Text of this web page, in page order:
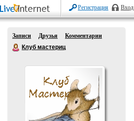
Регистрация Вход
Записи Друзья
Комментарии
Клуб мастериц